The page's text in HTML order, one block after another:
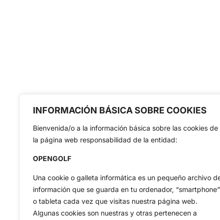
INFORMACIÓN BÁSICA SOBRE COOKIES
Bienvenida/o a la información básica sobre las cookies de
la página web responsabilidad de la entidad:
OPENGOLF
Una cookie o galleta informática es un pequeño archivo
información que se guarda en tu ordenador, “smartphone”
o tableta cada vez que visitas nuestra página web.
Algunas cookies son nuestras y otras pertenecen a